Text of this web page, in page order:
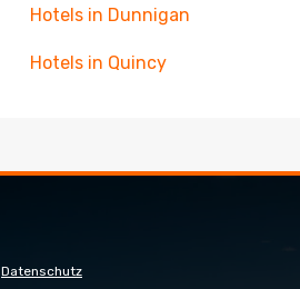
Hotels in Dunnigan
Hotels in Quincy
Datenschutz